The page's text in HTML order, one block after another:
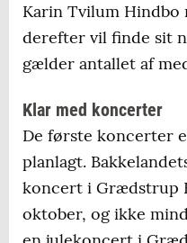
Karin Tvilum
derefter vil finde sit
gælder antallet af
Klar med koncerter
De første koncerter
planlagt.
koncert i Grædstrup
oktober, og ikke